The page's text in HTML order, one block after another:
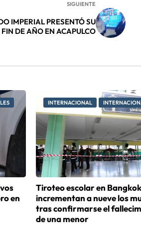
SIGUIENTE
IMPERIAL PRESENTÓ SU
DE AÑO EN ACAPULCO
en
INTERNACIONAL
Tiroteo escolar en
incrementan a nueve los
tras confirmarse el
de una menor